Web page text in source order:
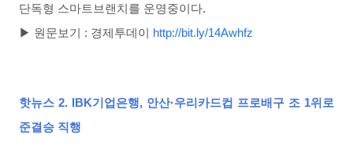
단독형 스마트브랜치를 운영중이다.
▶ 원문보기 : 경제투데이 http://bit.ly/14Awhfz
핫뉴스 2.
IBK기업은행, 안산·우리카드컵 프로배구 조 1위로
준결승 직행